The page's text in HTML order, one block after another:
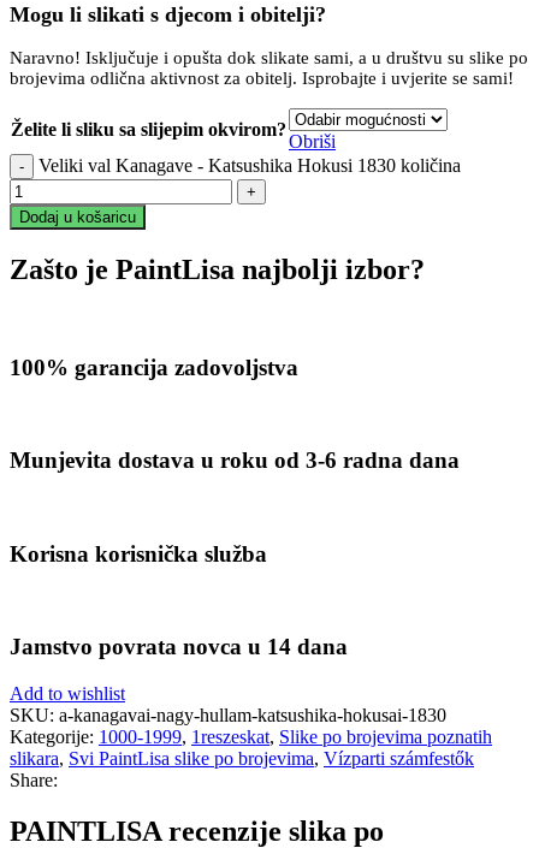
Mogu li slikati s djecom i obitelji?
Naravno! Isključuje i opušta dok slikate sami, a u društvu su slike po
brojevima odlična aktivnost za obitelj. Isprobajte i uvjerite se sami!
Želite li sliku sa slijepim okvirom?
Obriši
Veliki val Kanagave - Katsushika Hokusi 1830 količina
Dodaj u košaricu
Zašto je PaintLisa najbolji izbor?
100% garancija zadovoljstva
Munjevita dostava u roku od 3-6 radna dana
Korisna korisnička služba
Jamstvo povrata novca u 14 dana
Add to wishlist
SKU: a-kanagavai-nagy-hullam-katsushika-hokusai-1830
Kategorije: 1000-1999, 1reszeskat, Slike po brojevima poznatih
slikara, Svi PaintLisa slike po brojevima, Vízparti számfestők
Share:
PAINTLISA recenzije slika po